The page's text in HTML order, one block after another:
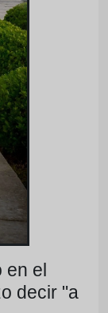
en el
decir "a